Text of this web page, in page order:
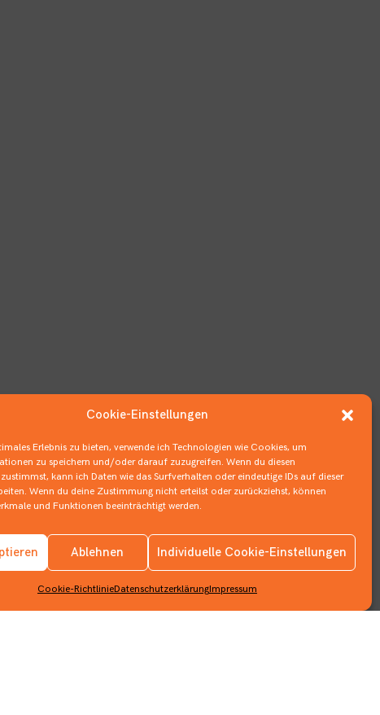
Cookie-Einstellungen
Erlebnis zu bieten, verwende ich Technologien wie Cookies, um
zu speichern und/oder darauf zuzugreifen. Wenn du diesen
kann ich Daten wie das Surfverhalten oder eindeutige IDs auf dieser
Wenn du deine Zustimmung nicht erteilst oder zurückziehst, können
und Funktionen beeinträchtigt werden.
Ablehnen Individuelle Cookie-Einstellungen
Cookie-RichtlinieDatenschutzerklärungImpressum
Datenschutzerklärung